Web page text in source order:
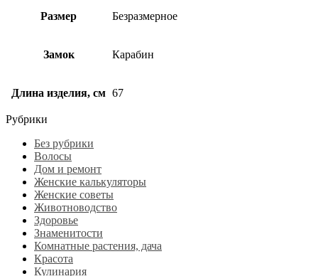
Размер Безразмерное
Замок Карабин
Длина изделия, см 67
Рубрики
Без рубрики
Волосы
Дом и ремонт
Женские калькуляторы
Женские советы
Животноводство
Здоровье
Знаменитости
Комнатные растения, дача
Красота
Кулинария